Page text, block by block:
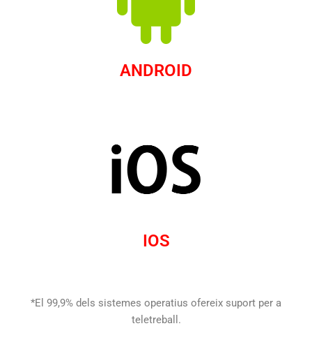
ANDROID
IOS
*El 99,9% dels sistemes operatius ofereix suport per a
teletreball.